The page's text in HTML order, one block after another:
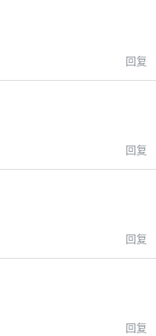
回复
回复
回复
回复